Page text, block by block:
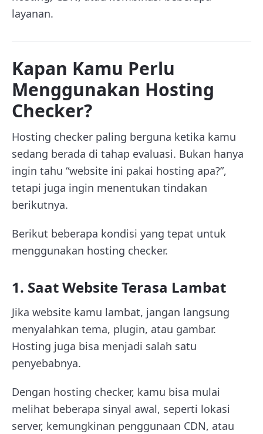
layanan.
Kapan Kamu Perlu
Menggunakan Hosting
Checker?
Hosting checker paling berguna ketika kamu
sedang berada di tahap evaluasi. Bukan hanya
ingin tahu “website ini pakai hosting apa?”,
tetapi juga ingin menentukan tindakan
berikutnya.
Berikut beberapa kondisi yang tepat untuk
menggunakan hosting checker.
1. Saat Website Terasa Lambat
Jika website kamu lambat, jangan langsung
menyalahkan tema, plugin, atau gambar.
Hosting juga bisa menjadi salah satu
penyebabnya.
Dengan hosting checker, kamu bisa mulai
melihat beberapa sinyal awal, seperti lokasi
server, kemungkinan penggunaan CDN, atau